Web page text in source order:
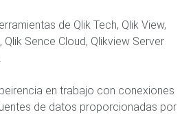
de Qlik Tech, Qlik View,
Sence Cloud, Qlikview Server
en trabajo con conexiones
de datos proporcionadas por